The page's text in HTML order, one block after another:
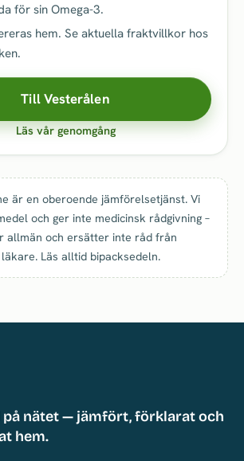
för sin Omega-3.
hem. Se aktuella fraktvillkor hos
Till Vesterålen
Läs vår genomgång
är en oberoende jämförelsetjänst. Vi
och ger inte medicinsk rådgivning –
allmän och ersätter inte råd från
Läs alltid bipacksedeln.
på nätet — jämfört, förklarat och
hem.